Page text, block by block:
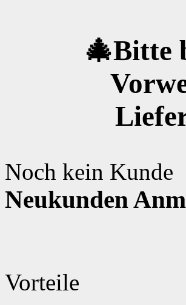
🎄Bitte
Noch kein Kunde
Neukunden
Vorteile